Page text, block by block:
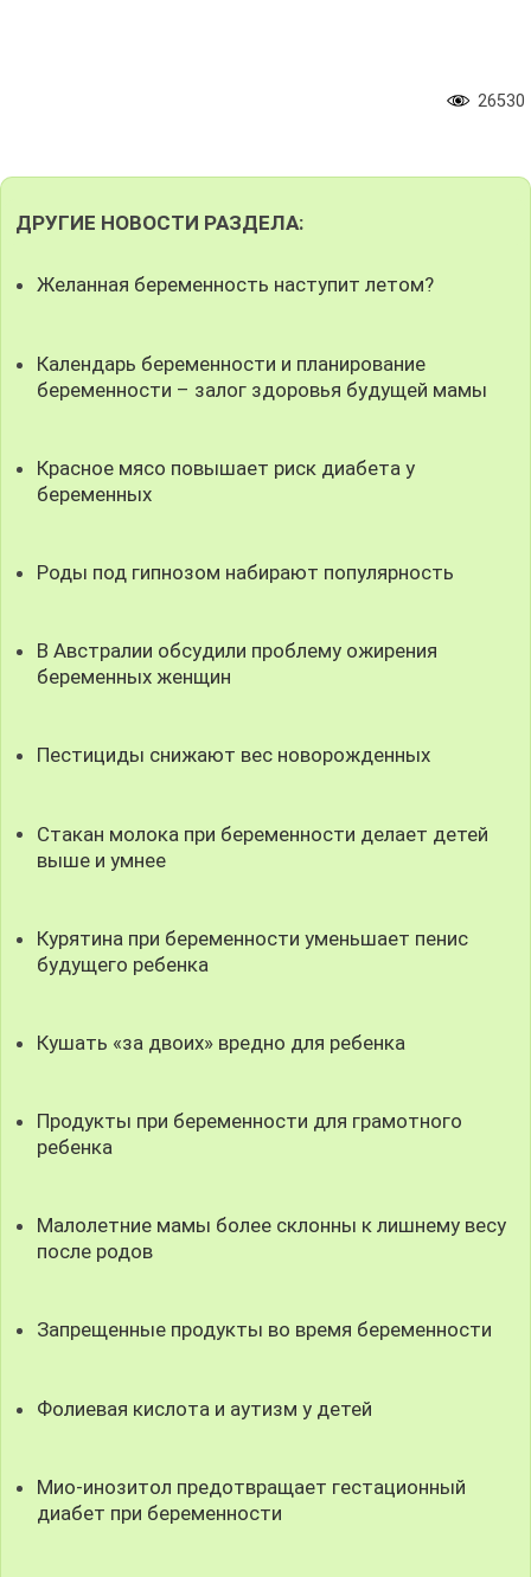
26530
ДРУГИЕ НОВОСТИ РАЗДЕЛА:
Желанная беременность наступит летом?
Календарь беременности и планирование
беременности – залог здоровья будущей мамы
Красное мясо повышает риск диабета у
беременных
Роды под гипнозом набирают популярность
В Австралии обсудили проблему ожирения
беременных женщин
Пестициды снижают вес новорожденных
Стакан молока при беременности делает детей
выше и умнее
Курятина при беременности уменьшает пенис
будущего ребенка
Кушать «за двоих» вредно для ребенка
Продукты при беременности для грамотного
ребенка
Малолетние мамы более склонны к лишнему весу
после родов
Запрещенные продукты во время беременности
Фолиевая кислота и аутизм у детей
Мио-инозитол предотвращает гестационный
диабет при беременности